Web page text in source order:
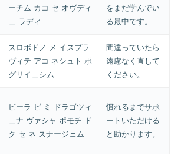
ーチム カコ セ オヴディ
ェ ラディ
をまだ学んでい
る最中です。
スロボドノ メ イスプラ
ヴィテ アコ ネシュト ポ
グリイェシム
間違っていたら
遠慮なく直して
ください。
ビーラ ビ ミ ドラゴツィ
ェナ ヴァシャ ポモチ ド
ク セ ネ スナージェム
慣れるまでサポ
ートいただける
と助かります。